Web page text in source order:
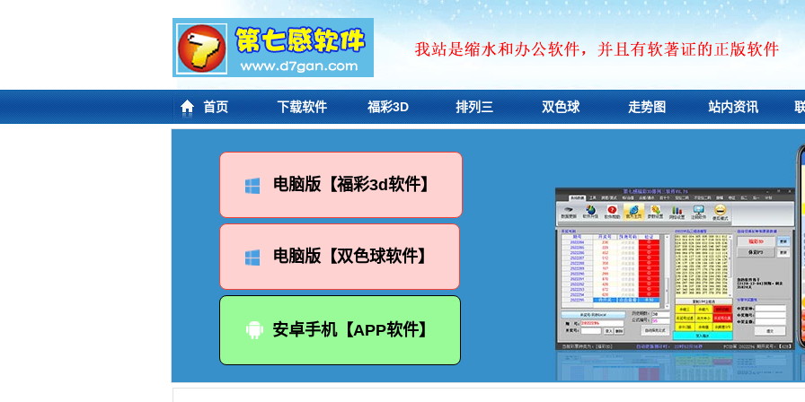
首页 下载软件 福彩3D 排列三 双色球 走势图 站内资讯
电脑版【福彩3d软件】
电脑版【双色球软件】
安卓手机【APP软件】